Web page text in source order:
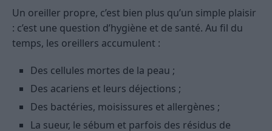
Un oreiller propre, c’est bien plus qu’un simple plaisir
: c’est une question d’hygiène et de santé. Au fil du
temps, les oreillers accumulent :
Des cellules mortes de la peau ;
Des acariens et leurs déjections ;
Des bactéries, moisissures et allergènes ;
La sueur, le sébum et parfois des résidus de